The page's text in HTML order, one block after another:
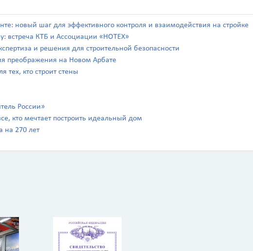
новый шаг для эффективного контроля и взаимодействия на стройке
встреча КТБ и Ассоциации «НОТЕХ»
и решения для строительной безопасности
преображения на Новом Арбате
тех, кто строит стены
России»
кто мечтает построить идеальный дом
на 270 лет